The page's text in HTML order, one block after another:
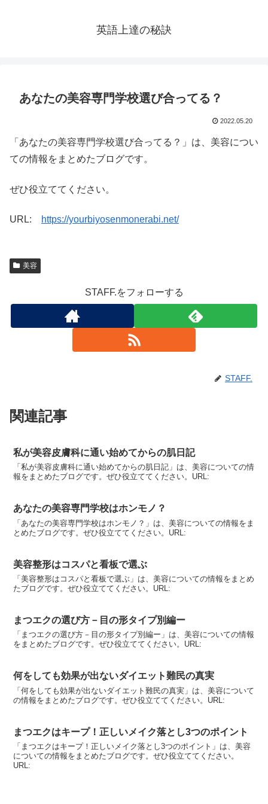
英語上達の秘訣
あなたの美容専門学校選び合ってる？
2022.05.20
「あなたの美容専門学校選び合ってる？」は、美容につい
ての情報をまとめたブログです。
ぜひ役立ててください。
URL: https://yourbiyosenmonerabi.net/
美容
STAFF.をフォローする
STAFF.
関連記事
私が美容皮膚科に通い始めてからの肌日記
「私が美容皮膚科に通い始めてからの肌日記」は、美容についての情
報をまとめたブログです。ぜひ役立ててください。URL:
あなたの美容専門学校はホンモノ？
「あなたの美容専門学校はホンモノ？」は、美容についての情報をま
とめたブログです。ぜひ役立ててください。URL:
美容整形はコスパと看板で選ぶ
「美容整形はコスパと看板で選ぶ」は、美容についての情報をまとめ
たブログです。ぜひ役立ててください。URL:
まつエクの選び方－目の形タイプ別編ー
「まつエクの選び方－目の形タイプ別編ー」は、美容についての情報
をまとめたブログです。ぜひ役立ててください。URL:
何をしても効果が出ないダイエット難民の真実
「何をしても効果が出ないダイエット難民の真実」は、美容について
の情報をまとめたブログです。ぜひ役立ててください。URL:
まつエクはキープ！正しいメイク落とし3つのポイント
「まつエクはキープ！正しいメイク落とし3つのポイント」は、美容
についての情報をまとめたブログです。ぜひ役立ててください。
URL: